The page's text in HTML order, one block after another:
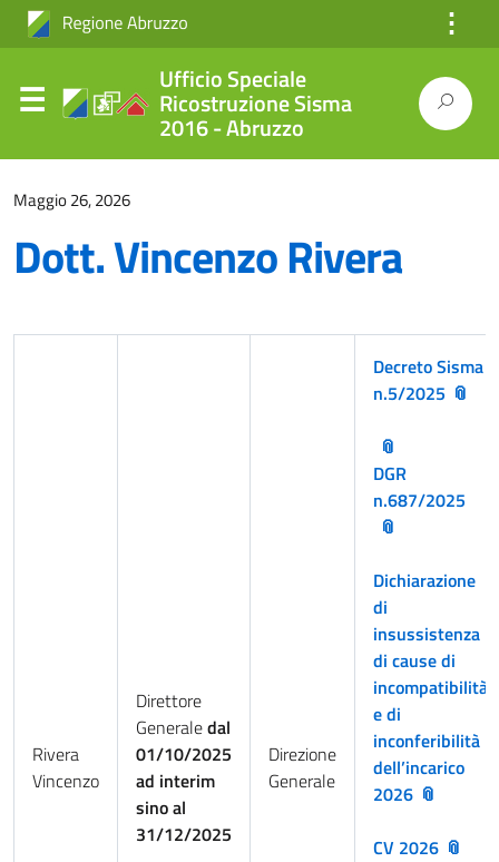
⋮
Ufficio Speciale
Ricostruzione Sisma
2016 - Abruzzo
Maggio 26, 2026
Dott. Vincenzo Rivera
Rivera
Vincenzo
Direttore
Generaledal
01/10/2025
ad interim
sino al
31/12/2025
Direzione
Generale
Decreto Sisma
n.5/2025
DGR
n.687/2025
Dichiarazione
di
insussistenza
di cause di
incompatibilità
e di
inconferibilità
dell’incarico
2026
CV 2026